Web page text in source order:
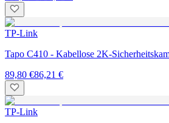
TP-Link
Tapo C410 - Kabellose 2K-
89,80 €86,21 €
TP-Link